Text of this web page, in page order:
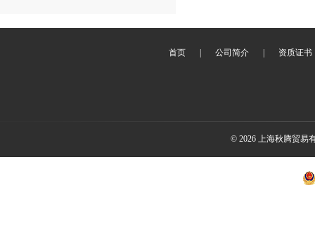
首页 公司简介 资质证书
© 2026 上海秋腾贸易